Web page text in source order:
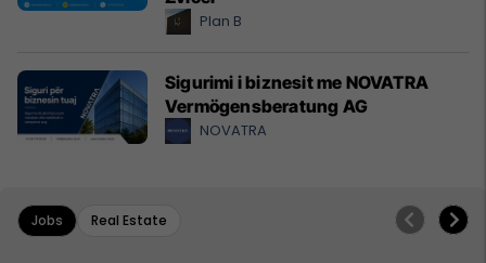
Plan B
Sigurimi i biznesit me NOVATRA
Vermögensberatung AG
NOVATRA
Jobs Real Estate